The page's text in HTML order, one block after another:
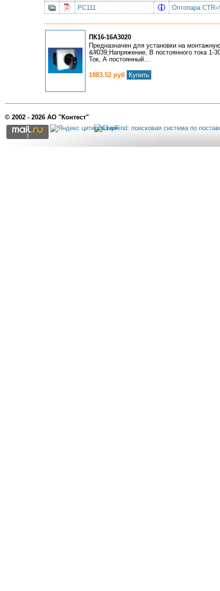
PC111
Оптопаpа
ПК16-16А3020
Предназначен для установки на
&#039;Напряжение, В постоянного тока 1-
Ток, А постоянный...
1883.52 руб Купить
© 2002 - 2026 АО "Контест"